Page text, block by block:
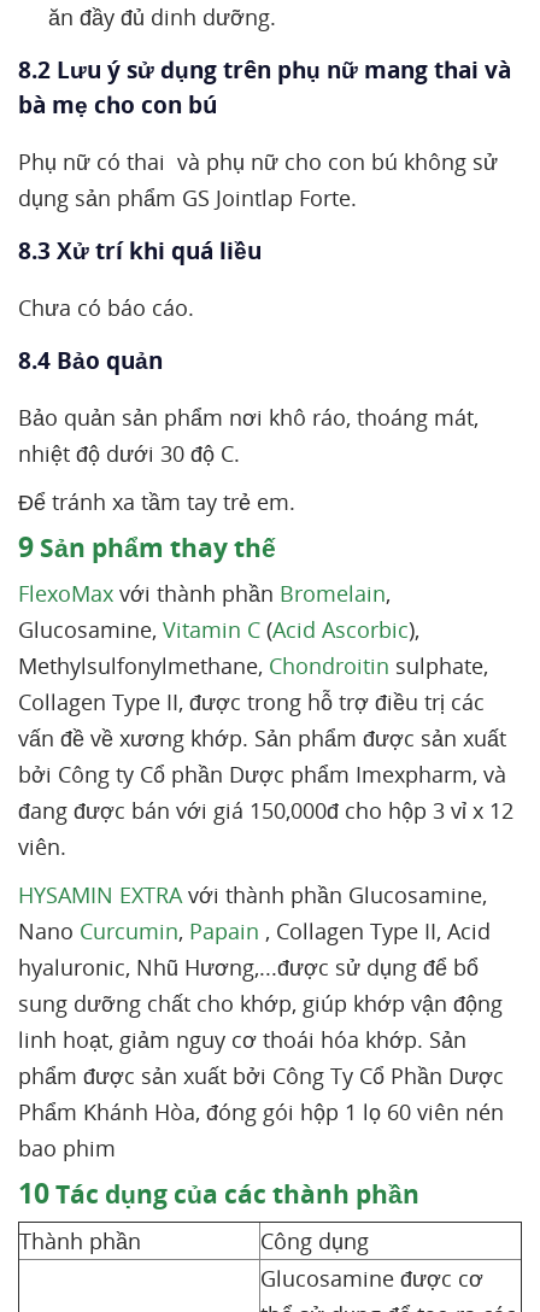
ăn đầy đủ dinh dưỡng.
8.2 Lưu ý sử dụng trên phụ nữ mang thai và
bà mẹ cho con bú
Phụ nữ có thai và phụ nữ cho con bú không sử
dụng sản phẩm GS Jointlap Forte.
8.3 Xử trí khi quá liều
Chưa có báo cáo.
8.4 Bảo quản
Bảo quản sản phẩm nơi khô ráo, thoáng mát,
nhiệt độ dưới 30 độ C.
Để tránh xa tầm tay trẻ em.
9 Sản phẩm thay thế
FlexoMax với thành phần Bromelain,
Glucosamine, Vitamin C (Acid Ascorbic),
Methylsulfonylmethane, Chondroitin sulphate,
Collagen Type II, được trong hỗ trợ điều trị các
vấn đề về xương khớp. Sản phẩm được sản xuất
bởi Công ty Cổ phần Dược phẩm Imexpharm, và
đang được bán với giá 150,000đ cho hộp 3 vỉ x 12
viên.
HYSAMIN EXTRA với thành phần Glucosamine,
Nano Curcumin, Papain , Collagen Type II, Acid
hyaluronic, Nhũ Hương,...được sử dụng để bổ
sung dưỡng chất cho khớp, giúp khớp vận động
linh hoạt, giảm nguy cơ thoái hóa khớp. Sản
phẩm được sản xuất bởi Công Ty Cổ Phần Dược
Phẩm Khánh Hòa, đóng gói hộp 1 lọ 60 viên nén
bao phim
10Tác dụng của các thành phần
Thành phần
Công dụng
Glucosamine được cơ